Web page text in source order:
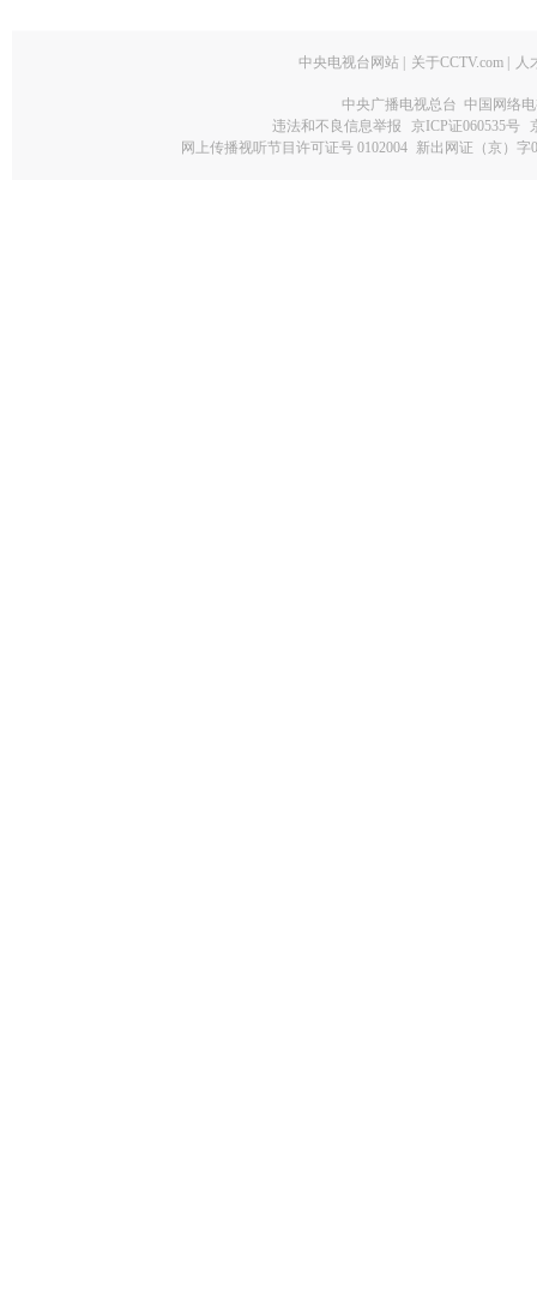
中央电视台网站 关于CCTV.com 人
中央广播电视总台 中国网络
违法和不良信息举报
京ICP证060535号
网上传播视听节目许可证号 0102004 新出网证（京）